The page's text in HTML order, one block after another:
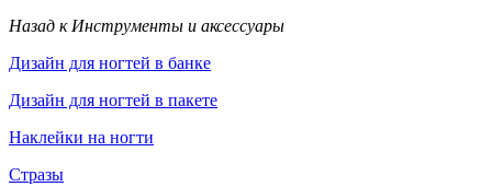
Назад к Инструменты и аксессуары
Дизайн для ногтей в банке
Дизайн для ногтей в пакете
Наклейки на ногти
Стразы